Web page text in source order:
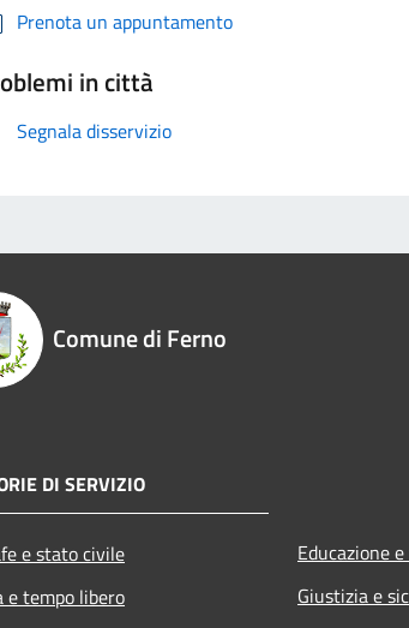
Prenota un appuntamento
in città
Segnala disservizio
Comune di Ferno
DI SERVIZIO
e stato civile
e tempo libero
Educazione
Giustizia e